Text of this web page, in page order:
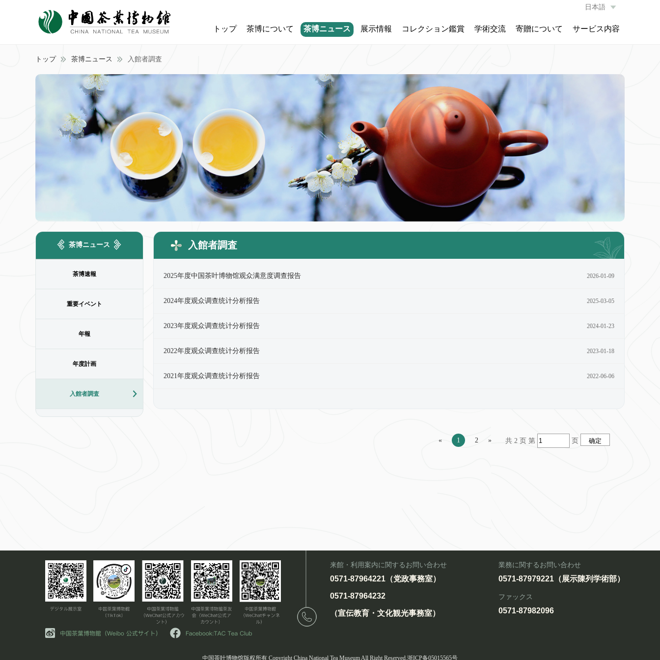
日本語
トップ 茶博について 茶博ニュース 展示情報 コレクション鑑賞 学術交流 寄贈について サービス内容
トップ 茶博ニュース 入館者調査
茶博ニュース
茶博速報
重要イベント
年報
年度計画
入館者調査
入館者調査
2025年度中国茶叶博物馆观众满意度调查报告 2026-01-09
2024年度观众调查统计分析报告 2025-03-05
2023年度观众调查统计分析报告 2024-01-23
2022年度观众调查统计分析报告 2023-01-18
2021年度观众调查统计分析报告 2022-06-06
« 1 2 » 共 2 页 第 页
来館・利用案内に関するお問い合わせ
0571-87964221（党政事務室）
0571-87964232
（宣伝教育・文化観光事務室）
業務に関するお問い合わせ
0571-87979221（展示陳列学術部）
ファックス
0571-87982096
中国茶叶博物馆版权所有 Copyright China National Tea Museum All Right Reserved.浙ICP备05015565号